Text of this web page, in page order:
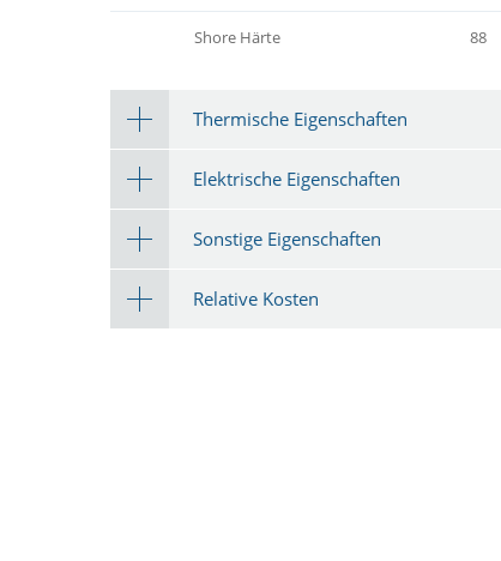
Shore Härte 88
Thermische Eigenschaften
Elektrische Eigenschaften
Sonstige Eigenschaften
Relative Kosten